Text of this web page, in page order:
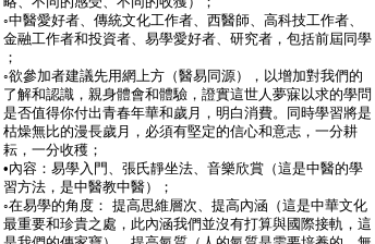
◦中醫愛好者、傳統文化工作者、西醫師、高科技工作者、
金融工作者和投資者、易學愛好者、研究者，包括前屆同學
；
◦欲參加者建議先用網上方（醫易同源），以增加對我們的
了解和認識，親身體會和體驗，證實這世人夢寐以求的學問
是否值得你付出青春年華和歲月，明白消費。同時學習將是
枯燥無比的漫長歲月，必須有堅定的信心和意志，一分耕
耘，一分收穫；
•內容：易學入門、張氏靜坐法、音樂欣賞（這是中醫的學
習方法，是中醫教中醫）；
◦在易學的角度： 提高思維層次、提高內涵（這是中華文化
最重要和珍貴之處，此內涵我們並沒有打算與國際接軌，這